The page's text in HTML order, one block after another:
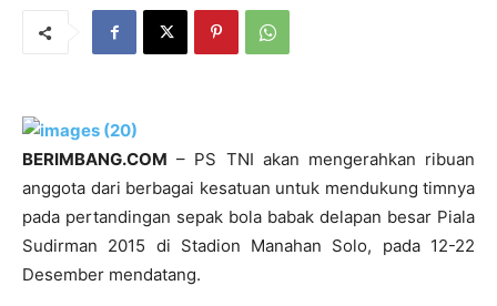
BERIMBANG.COM – PS TNI akan mengerahkan ribuan
anggota dari berbagai kesatuan untuk mendukung timnya
pada pertandingan sepak bola babak delapan besar Piala
Sudirman 2015 di Stadion Manahan Solo, pada 12-22
Desember mendatang.